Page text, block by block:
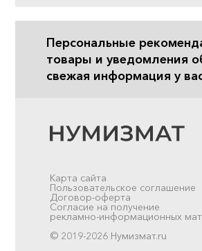
Персональные
товары и уведомления
свежая информация у
Карта сайта
Пользовательское соглашение
Договор-оферта
Согласие на получение
рекламно-информационных
© 2019-2026 Нумизмат.ru